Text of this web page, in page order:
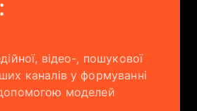
відео-, пошукової
каналів у формуванні
моделей